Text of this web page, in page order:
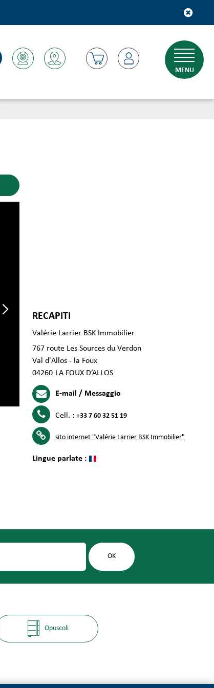
MENU
RECAPITI
Valérie Larrier BSK Immobilier
767 route Les Sources du Verdon
Val d'Allos - la Foux
04260 LA FOUX D’ALLOS
E-mail / Messaggio
Cell. : +33 7 60 32 51 19
sito internet "Valérie Larrier BSK Immobilier"
Lingue parlate :
Opuscoli